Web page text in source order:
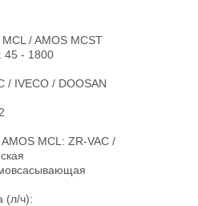
/ AMOS MCST
45 - 1800
/ IVECO / DOOSAN
MCL: ZR-VAC /
(л/ч):